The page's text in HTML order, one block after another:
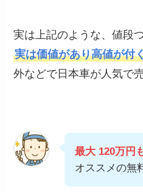
実は上記のような、値段
実は価値があり高値が付
外などで日本車が人気で売
最大 120万円
オススメの無